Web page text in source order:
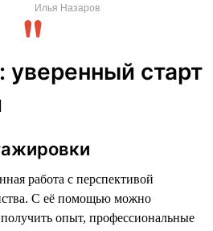
Илья Назаров
старт
работа с перспективой
С её помощью можно
опыт, профессиональные